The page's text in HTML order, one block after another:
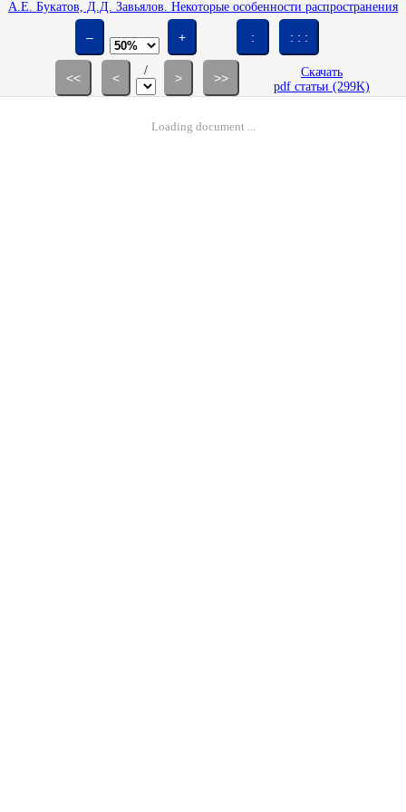
A.Е. Букатов, Д.Д. Завьялов. Некоторые особенности распространения
изгибно-гравитационных волн при наличии разлома в ледяном
покрове // Изв. РАН. МЖГ. 1996. № 2. С. 144-150.
– + : : : :
<< <
/
> >>
Скачать
pdf статьи (299K)
Loading document ...